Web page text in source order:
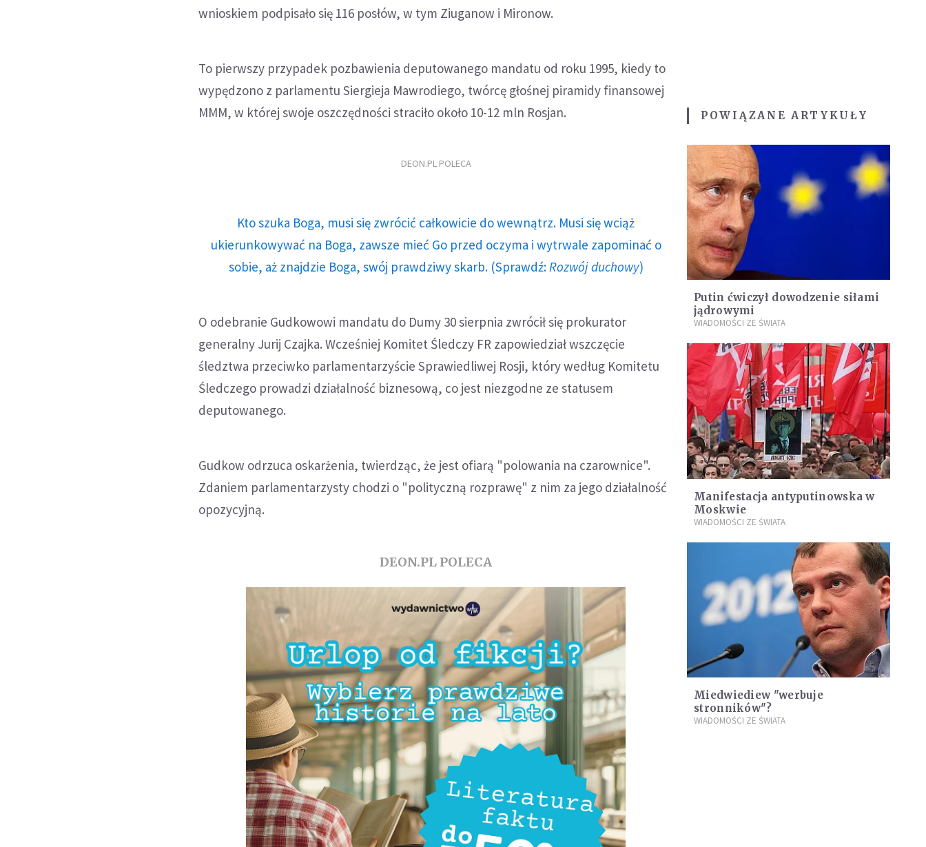
wnioskiem podpisało się 116 posłów, w tym Ziuganow i Mironow.
To pierwszy przypadek pozbawienia deputowanego mandatu od roku 1995, kiedy to
wypędzono z parlamentu Siergieja Mawrodiego, twórcę głośnej piramidy finansowej
MMM, w której swoje oszczędności straciło około 10-12 mln Rosjan.
DEON.PL POLECA
Kto szuka Boga, musi się zwrócić całkowicie do wewnątrz. Musi się wciąż
ukierunkowywać na Boga, zawsze mieć Go przed oczyma i wytrwale zapominać o
sobie, aż znajdzie Boga, swój prawdziwy skarb. (Sprawdź: Rozwój duchowy)
O odebranie Gudkowowi mandatu do Dumy 30 sierpnia zwrócił się prokurator
generalny Jurij Czajka. Wcześniej Komitet Śledczy FR zapowiedział wszczęcie
śledztwa przeciwko parlamentarzyście Sprawiedliwej Rosji, który według Komitetu
Śledczego prowadzi działalność biznesową, co jest niezgodne ze statusem
deputowanego.
Gudkow odrzuca oskarżenia, twierdząc, że jest ofiarą "polowania na czarownice".
Zdaniem parlamentarzysty chodzi o "polityczną rozprawę" z nim za jego działalność
opozycyjną.
DEON.PL POLECA
POWIĄZANE ARTYKUŁY
Putin ćwiczył dowodzenie siłami
jądrowymi
WIADOMOŚCI ZE ŚWIATA
Manifestacja antyputinowska w
Moskwie
WIADOMOŚCI ZE ŚWIATA
Miedwiediew "werbuje
stronników"?
WIADOMOŚCI ZE ŚWIATA